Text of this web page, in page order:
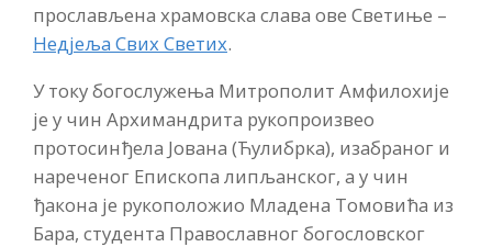
прослављена храмовска слава ове Светиње –
Недјеља Свих Светих.
У току богослужења Митрополит Амфилохије
је у чин Архимандрита рукопроизвео
протосинђела Јована (Ћулибрка), изабраног и
нареченог Епископа липљанског, а у чин
ђакона је рукоположио Младена Томовића из
Бара, студента Православног богословског